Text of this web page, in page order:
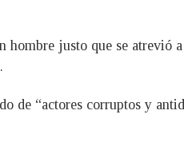
justo que se atrevió
de “actores corruptos y